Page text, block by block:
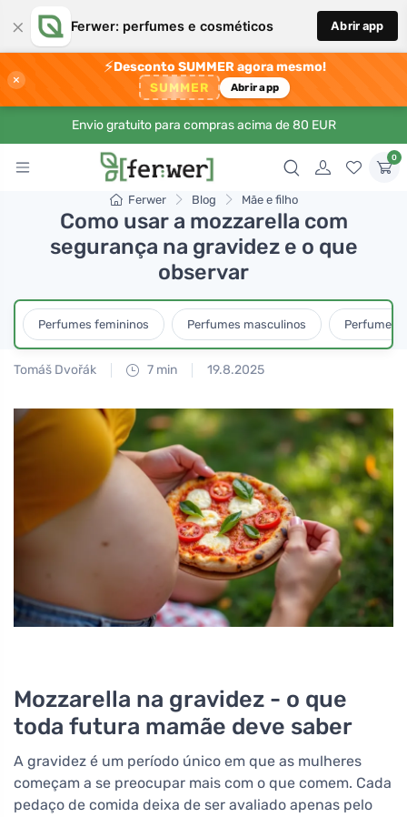
× Ferwer: perfumes e cosméticos Abrir app
×
⚡Desconto SUMMER agora mesmo!
SUMMER Abrir app
Envio gratuito para compras acima de 80 EUR
0
Ferwer Blog Mãe e filho
Como usar a mozzarella com
segurança na gravidez e o que
observar
Perfumes femininos Perfumes masculinos Perfumes
Tomáš Dvořák 7 min 19.8.2025
Mozzarella na gravidez - o que
toda futura mamãe deve saber
A gravidez é um período único em que as mulheres
começam a se preocupar mais com o que comem. Cada
pedaço de comida deixa de ser avaliado apenas pelo